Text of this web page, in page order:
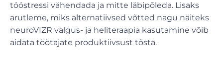
tööstressi vähendada ja mitte läbipõleda. Lisaks
arutleme, miks alternatiivsed võtted nagu näiteks
neuroVIZR valgus- ja heliteraapia kasutamine võib
aidata töötajate produktiivsust tõsta.